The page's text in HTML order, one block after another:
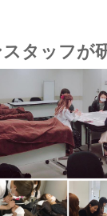
タッフが